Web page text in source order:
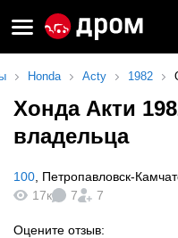
Honda Acty 1982
Хонда Акти
владельца
100 Петропавловск-
17к
7 7
Оцените отзыв: